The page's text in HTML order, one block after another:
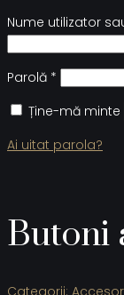
Nume utilizator
Parolă *
Ține-mă minte
Ai uitat parola?
Butoni
Categorii: